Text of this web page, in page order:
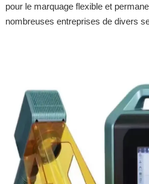
pour le marquage flexible et
nombreuses entreprises de divers